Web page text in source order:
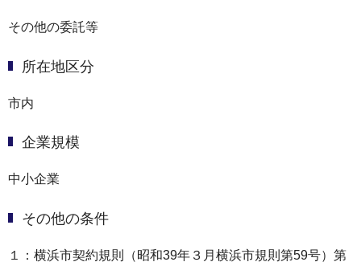
その他の委託等
所在地区分
市内
企業規模
中小企業
その他の条件
１：横浜市契約規則（昭和39年３月横浜市規則第59号）第